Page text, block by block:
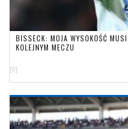
BISSECK: MOJA WYSOKOŚĆ
KOLEJNYM MECZU
[0]